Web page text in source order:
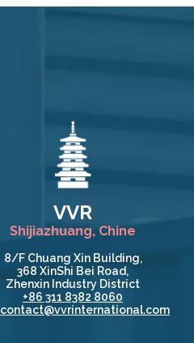
VVR
Shijiazhuang, Chine
8/F Chuang Xin Building,
368 XinShi Bei Road,
Zhenxin Industry District
+86 311 8382 8060
contact@vvrinternational.com